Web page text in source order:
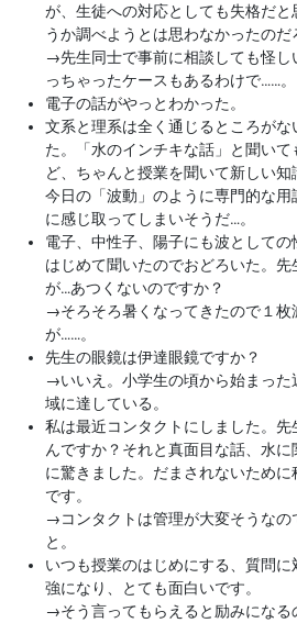
が、生徒への対応としても失格だ
うか調べようとは思わなかったのだ
→先生同士で事前に相談しても怪
っちゃったケースもあるわけで……。
電子の話がやっとわかった。
文系と理系は全く通じるところが
た。「水のインチキな話」と聞い
ど、ちゃんと授業を聞いて新しい
今日の「波動」のように専門的な用
に感じ取ってしまいそうだ…。
電子、中性子、陽子にも波としての
はじめて聞いたのでおどろいた。
が…あつくないのですか？
→そろそろ暑くなってきたので１
が……。
先生の眼鏡は伊達眼鏡ですか？
→いいえ。小学生の頃から始まっ
域に達している。
私は最近コンタクトにしました。
んですか？それと真面目な話、水
に驚きました。だまされないため
です。
→コンタクトは管理が大変そうな
と。
いつも授業のはじめにする、質問
強になり、とても面白いです。
→そう言ってもらえると励みになる